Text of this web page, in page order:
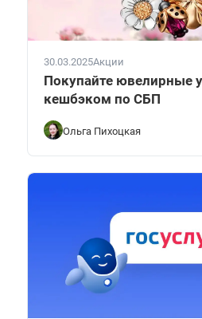
30.03.2025Акции
Покупайте ювелирные
кешбэком по СБП
Ольга Пихоцкая